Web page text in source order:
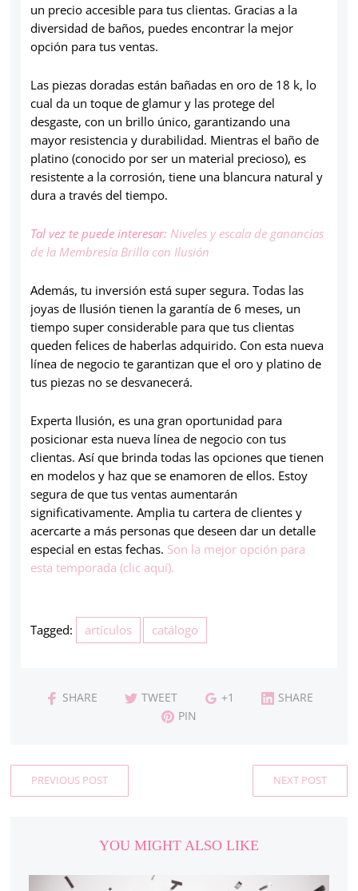
un precio accesible para tus clientas. Gracias a la
diversidad de baños, puedes encontrar la mejor
opción para tus ventas.
Las piezas doradas están bañadas en oro de 18 k, lo
cual da un toque de glamur y las protege del
desgaste, con un brillo único, garantizando una
mayor resistencia y durabilidad. Mientras el baño de
platino (conocido por ser un material precioso), es
resistente a la corrosión, tiene una blancura natural y
dura a través del tiempo.
Tal vez te puede interesar: Niveles y escala de ganancias
de la Membresía Brilla con Ilusión
Además, tu inversión está super segura. Todas las
joyas de Ilusión tienen la garantía de 6 meses, un
tiempo super considerable para que tus clientas
queden felices de haberlas adquirido. Con esta nueva
línea de negocio te garantizan que el oro y platino de
tus piezas no se desvanecerá.
Experta Ilusión, es una gran oportunidad para
posicionar esta nueva línea de negocio con tus
clientas. Así que brinda todas las opciones que tienen
en modelos y haz que se enamoren de ellos. Estoy
segura de que tus ventas aumentarán
significativamente. Amplia tu cartera de clientes y
acercarte a más personas que deseen dar un detalle
especial en estas fechas. Son la mejor opción para
esta temporada (clic aquí).
Tagged: artículos catálogo
SHARE TWEET +1
SHARE
PIN
PREVIOUS POST NEXT POST
YOU MIGHT ALSO LIKE